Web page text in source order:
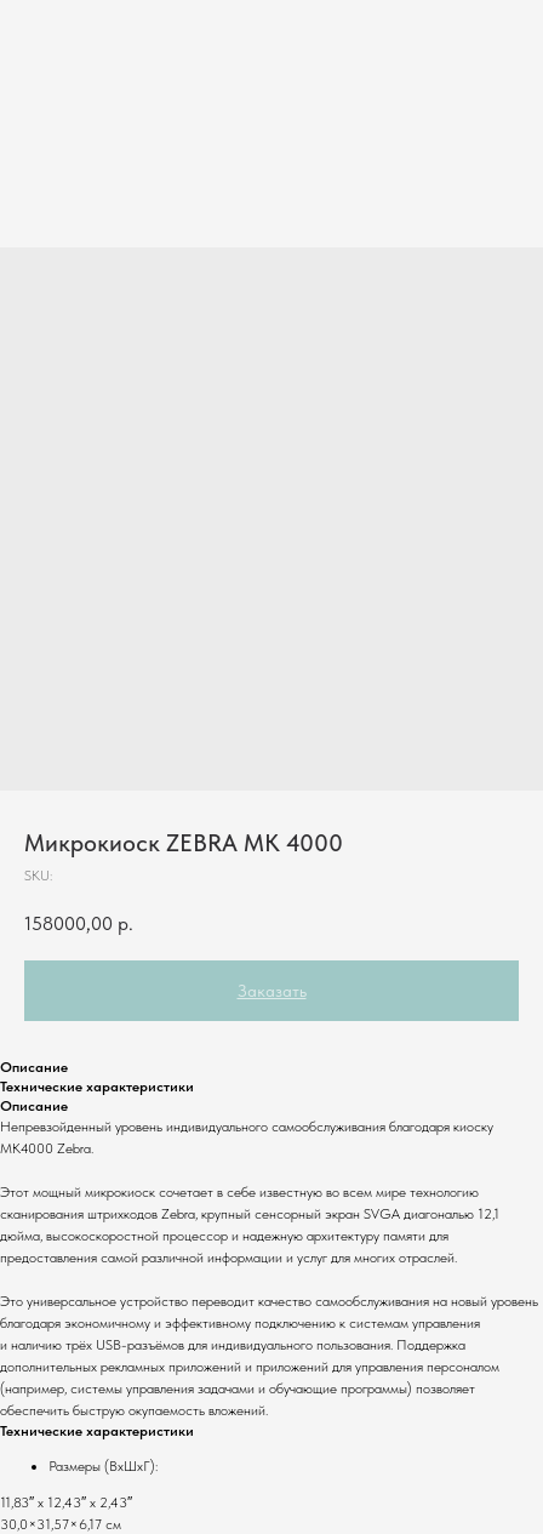
Микрокиоск ZEBRA MK 4000
SKU:
158000,00 р.
Заказать
Описание
Технические характеристики
Описание
Непревзойденный уровень индивидуального самообслуживания благодаря киоску
MK4000 Zebra.
Этот мощный микрокиоск сочетает в себе известную во всем мире технологию
сканирования штрихкодов Zebra, крупный сенсорный экран SVGA диагональю 12,1
дюйма, высокоскоростной процессор и надежную архитектуру памяти для
предоставления самой различной информации и услуг для многих отраслей.
Это универсальное устройство переводит качество самообслуживания на новый уровень
благодаря экономичному и эффективному подключению к системам управления
и наличию трёх USB-разъёмов для индивидуального пользования. Поддержка
дополнительных рекламных приложений и приложений для управления персоналом
(например, системы управления задачами и обучающие программы) позволяет
обеспечить быструю окупаемость вложений.
Технические характеристики
Размеры (ВхШхГ):
11,83″ x 12,43″ x 2,43″
30,0×31,57×6,17 см